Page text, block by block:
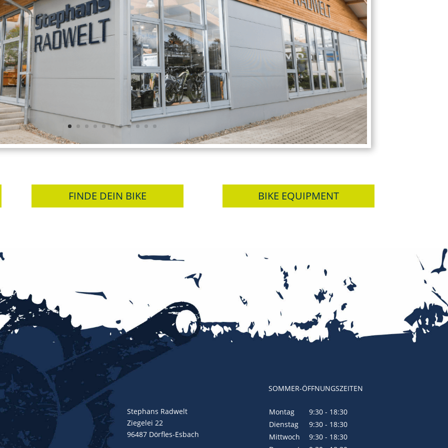
FINDE DEIN BIKE BIKE EQUIPMENT
Stephans Radwelt
Ziegelei 22
96487 Dörfles-Esbach
SOMMER-ÖFFNUNGSZEITEN
Montag
9:30 - 18:30
Dienstag
9:30 - 18:30
Mittwoch
9:30 - 18:30